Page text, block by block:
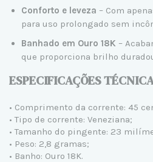
Conforto e leveza – Com
para uso prolongado sem
Banhado em Ouro 18K –
que proporciona brilho
ESPECIFICAÇÕES
• Comprimento da corrente: 45
• Tipo de corrente: Veneziana;
• Tamanho do pingente: 23
• Peso: 2,8 gramas;
• Banho: Ouro 18K.